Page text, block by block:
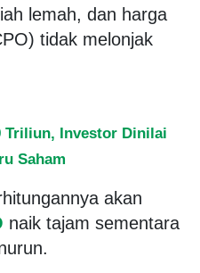
lemah, dan harga
tidak melonjak
Triliun, Investor Dinilai
Saham
akan
naik tajam sementara